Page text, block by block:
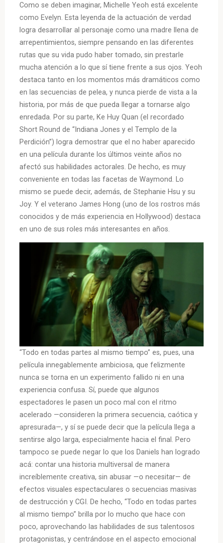
Como se deben imaginar, Michelle Yeoh está excelente
como Evelyn. Esta leyenda de la actuación de verdad
logra desarrollar al personaje como una madre llena de
arrepentimientos, siempre pensando en las diferentes
rutas que su vida pudo haber tomado, sin prestarle
mucha atención a lo que sí tiene frente a sus ojos. Yeoh
destaca tanto en los momentos más dramáticos como
en las secuencias de pelea, y nunca pierde de vista a la
historia, por más de que pueda llegar a tornarse algo
enredada. Por su parte, Ke Huy Quan (el recordado
Short Round de “Indiana Jones y el Templo de la
Perdición”) logra demostrar que el no haber aparecido
en una película durante los últimos veinte años no
afectó sus habilidades actorales. De hecho, es muy
conveniente en todas las facetas de Waymond. Lo
mismo se puede decir, además, de Stephanie Hsu y su
Joy. Y el veterano James Hong (uno de los rostros más
conocidos y de más experiencia en Hollywood) destaca
en uno de sus roles más interesantes en años.
“Todo en todas partes al mismo tiempo” es, pues, una
película innegablemente ambiciosa, que felizmente
nunca se torna en un experimento fallido ni en una
experiencia confusa. Sí, puede que algunos
espectadores le pasen un poco mal con el ritmo
acelerado —consideren la primera secuencia, caótica y
apresurada—, y sí se puede decir que la película llega a
sentirse algo larga, especialmente hacia el final. Pero
tampoco se puede negar lo que los Daniels han logrado
acá: contar una historia multiversal de manera
increíblemente creativa, sin abusar —o necesitar— de
efectos visuales espectaculares o secuencias masivas
de destrucción y CGI. De hecho, “Todo en todas partes
al mismo tiempo” brilla por lo mucho que hace con
poco, aprovechando las habilidades de sus talentosos
protagonistas, y centrándose en el aspecto emocional